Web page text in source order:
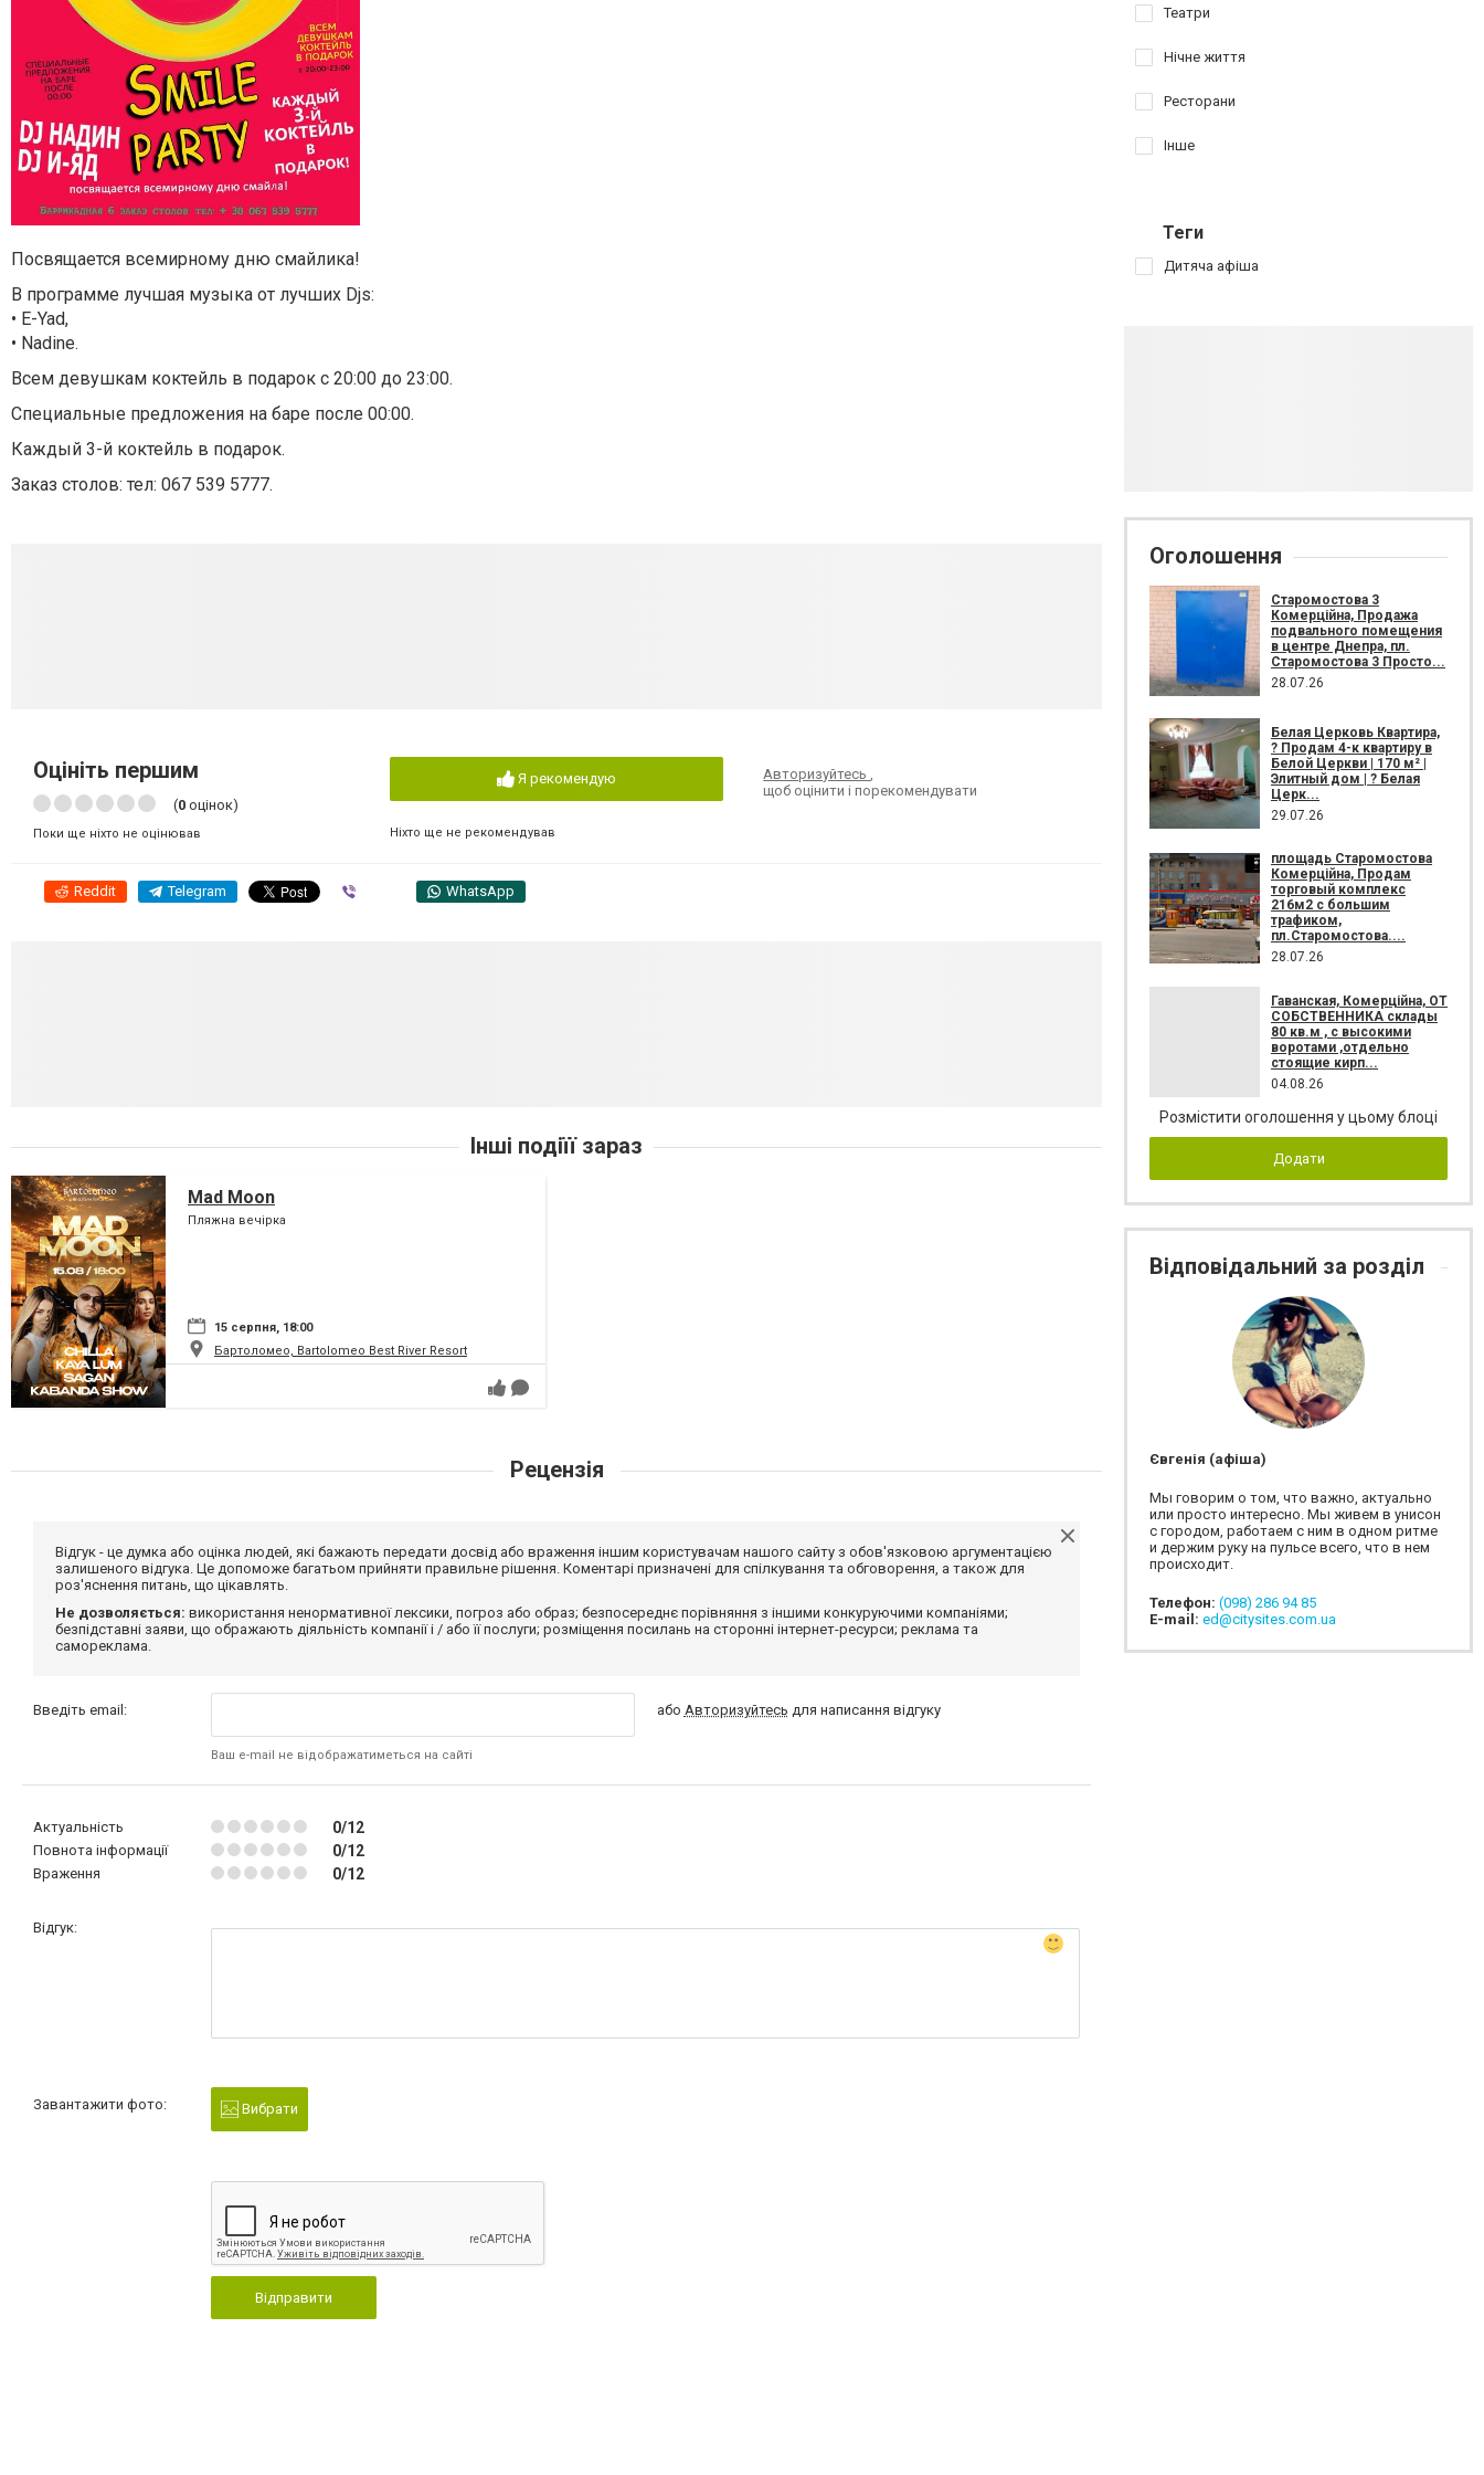
Посвящается всемирному дню смайлика!
В программе лучшая музыка от лучших Djs:
• E-Yad,
• Nadine.
Всем девушкам коктейль в подарок с 20:00 до 23:00.
Специальные предложения на баре после 00:00.
Каждый 3-й коктейль в подарок.
Заказ столов: тел: 067 539 5777.
Оцініть першим
(0 оцінок)
Поки ще ніхто не оцінював
Я рекомендую
Ніхто ще не рекомендував
Авторизуйтесь
щоб оцінити і порекомендувати
Reddit Telegram WhatsApp
Інші подіїї зараз
Mad Moon
Пляжна вечірка
15 серпня, 18:00
Бартоломео, Bartolomeo Best River Resort
Рецензія
Відгук - це думка або оцінка людей, які бажають передати досвід або враження іншим користувачам нашого сайту з обов'язковою аргументацією
залишеного відгука. Це допоможе багатьом прийняти правильне рішення. Коментарі призначені для спілкування та обговорення, а також для
роз'яснення питань, що цікавлять.
Не дозволяється: використання ненормативної лексики, погроз або образ; безпосереднє порівняння з іншими конкуруючими компаніями;
безпідставні заяви, що ображають діяльність компанії і / або її послуги; розміщення посилань на сторонні інтернет-ресурси; реклама та
самореклама.
Введіть email:
Ваш e-mail не відображатиметься на сайті
або Авторизуйтесь для написання відгуку
Актуальність 0/12
Повнота інформації 0/12
Враження 0/12
Відгук:
Завантажити фото: Вибрати
Відправити
Театри
Нічне життя
Ресторани
Інше
Теги
Дитяча афіша
Оголошення
Старомостова 3
Комерційна, Продажа
подвального помещения
в центре Днепра, пл.
Старомостова 3 Просто...
28.07.26
Белая Церковь Квартира,
? Продам 4-к квартиру в
Белой Церкви | 170 м² |
Элитный дом | ? Белая
Церк...
29.07.26
площадь Старомостова
Комерційна, Продам
торговый комплекс
216м2 с большим
трафиком,
пл.Старомостова....
28.07.26
Гаванская, Комерційна, ОТ
СОБСТВЕННИКА склады
80 кв.м , c высокими
воротами ,отдельно
стоящие кирп...
04.08.26
Розмістити оголошення у цьому блоці
Додати
Відповідальний за розділ
Євгенія (афіша)
Мы говорим о том, что важно, актуально
или просто интересно. Мы живем в унисон
с городом, работаем с ним в одном ритме
и держим руку на пульсе всего, что в нем
происходит.
Телефон: (098) 286 94 85
E-mail: ed@citysites.com.ua